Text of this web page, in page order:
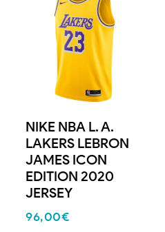
NIKE NBA L. A.
LAKERS LEBRON
JAMES ICON
EDITION 2020
JERSEY
96,00€